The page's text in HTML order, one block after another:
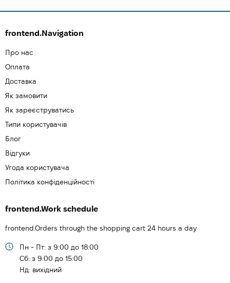
frontend.Navigation
Про нас
Оплата
Доставка
Як замовити
Як зареєструватись
Типи користувачів
Блог
Відгуки
Угода користувача
Політика конфіденційності
frontend.Work schedule
frontend.Orders through the shopping cart 24 hours a day
Пн - Пт: з 9:00 до 18:00
Cб: з 9:00 до 15:00
Нд: вихідний